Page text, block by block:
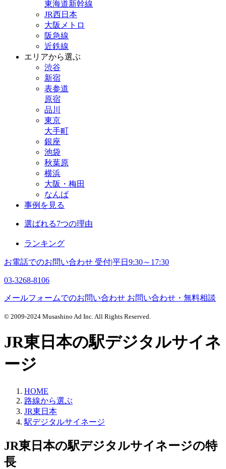
東海道新幹線
JR西日本
大阪メトロ
阪急線
近鉄線
エリアから選ぶ
渋谷
新宿
表参道
原宿
品川
東京
大手町
銀座
池袋
秋葉原
横浜
大阪・梅田
なんば
事例を見る
選ばれる7つの理由
ランキング
お電話でのお問い合わせ 受付|平日9:30～17:30
03-3268-8106
メールフォームでのお問い合わせ お問い合わせ・無料相談
© 2009-2024 Musashino Ad Inc. All Rights Reserved.
JR東日本の駅デジタルサイネ
ージ
HOME
路線から選ぶ
JR東日本
駅デジタルサイネージ
JR東日本の駅デジタルサイネージの特
長